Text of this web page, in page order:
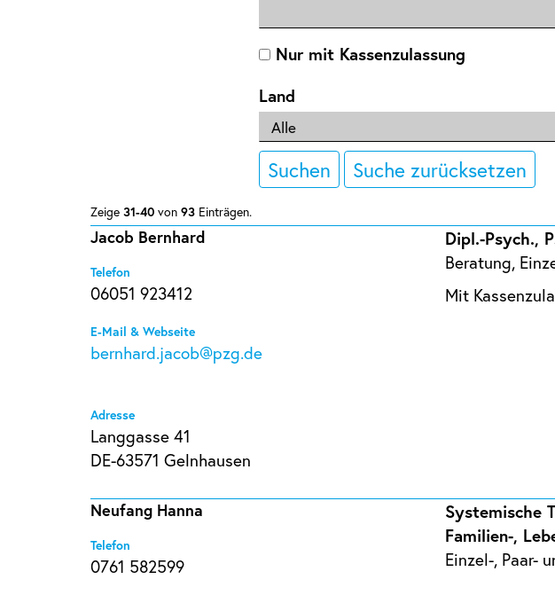
Nur mit Kassenzulassung
Land
Suchen Suche zurücksetzen
Zeige 31-40 von 93 Einträgen.
Jacob Bernhard
Telefon
06051 923412
E-Mail & Webseite
bernhard.jacob@pzg.de
Adresse
Langgasse 41
DE-63571 Gelnhausen
Dipl.-Psych.,
Beratung,
Mit
Neufang Hanna
Telefon
0761 582599
Systemische
Familien-,
Einzel-, Paar-